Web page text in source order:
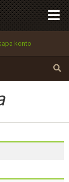
konto
till förstasidan